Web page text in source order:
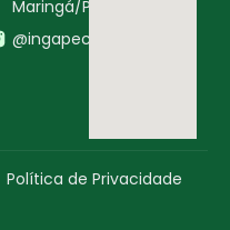
Maringá/PR
@ingapecasagricolas
Política de Privacidade